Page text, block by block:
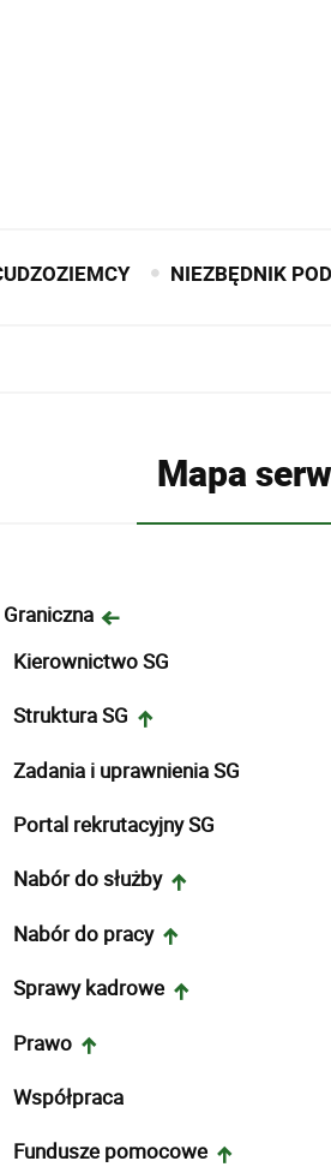
NIEZBĘDNIK
Mapa
Kierownictwo SG
Struktura SG
Zadania i uprawnienia SG
Portal rekrutacyjny SG
Nabór do służby
Nabór do pracy
Sprawy kadrowe
Prawo
Współpraca
Fundusze pomocowe